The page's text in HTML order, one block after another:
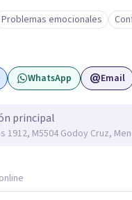
2016 (Universidad de
terapia de pareja
en psicoterapia
de Mendoza) y cuento con
existencial Creo en la fuerza del
(la primera
Como persona y
no se "corrigen": se
Por eso mi forma
Problemas emocionales
WhatsApp Email
principal
1912, M5504 Godoy Cruz,